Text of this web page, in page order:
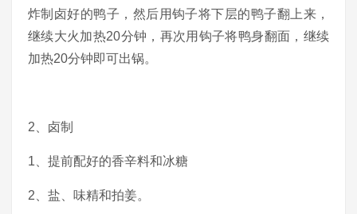
炸制卤好的鸭子，然后用钩子将下层的鸭子翻上来，
继续大火加热20分钟，再次用钩子将鸭身翻面，继续
加热20分钟即可出锅。
2、卤制
1、提前配好的香辛料和冰糖
2、盐、味精和拍姜。